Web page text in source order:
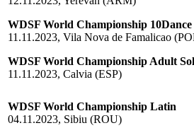
WDSF World Championship 10Dance
11.11.2023, Vila Nova de Famalicao
WDSF World Championship Adult
11.11.2023, Calvia (ESP)
WDSF World Championship Latin
04.11.2023, Sibiu (ROU)